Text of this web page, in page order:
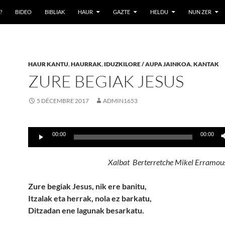
? BIDEO BIBLIAK HAUR GAZTE HELDU NUN ZER
HAUR KANTU,HAURRAK, IDUZKILORE / AUPA JAINKOA,KANTAK
ZURE BEGIAK JESUS
5 DÉCEMBRE 2017 ADMIN1653
Lecteur
audio
00:00 00:00
Xalbat Berterretche Mikel
Zure begiak Jesus, nik ere banitu,
Itzalak eta herrak, nola ez barkatu,
Ditzadan ene lagunak besarkatu.